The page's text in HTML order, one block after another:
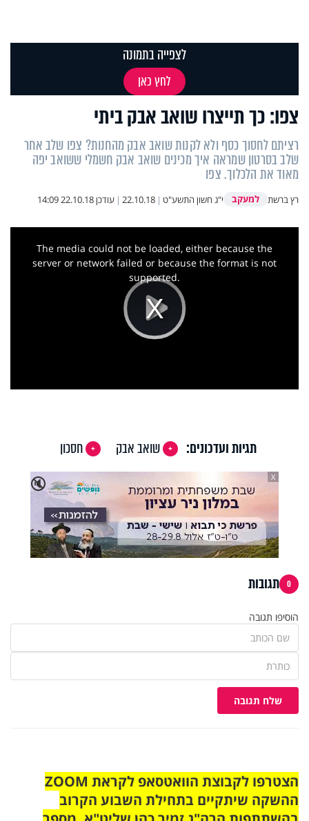
צפו: כך תייצרו שואב אבק ביתי
רציתם לחסוך כסף ולא לקנות שואב אבק מהחנות? צפו שלב אחר
שלב בסרטון שמראה איך מכינים שואב אבק חשמלי ששואב יפה
מאוד את הלכלוך. צפו
רץ ברשת למעקב י"ג חשון התשע"ט |
22.10.18
| עודכן22.10.18 14:09
לצפייה בתמונה
לחץ כאן
Play
The media could not be loaded, either because the
server or network failed or because the format is not
supported.
תגיות ועדכונים: שואב אבק
חסכון
🔇
X
0 תגובות
הוסיפו תגובה
שלח תגובה
הצטרפו לקבוצת הוואטסאפ לקראת ZOOM
ההשקה שיתקיים בתחילת השבוע הקרוב